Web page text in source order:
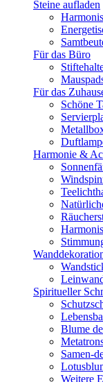
Steine aufladen
Für das Büro
Für das
Schöne
Harmonie &
Spiritueller
Blume
Samen-
Weitere